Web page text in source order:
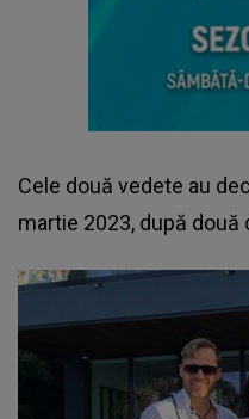
Cele două vedete au
martie 2023, după două